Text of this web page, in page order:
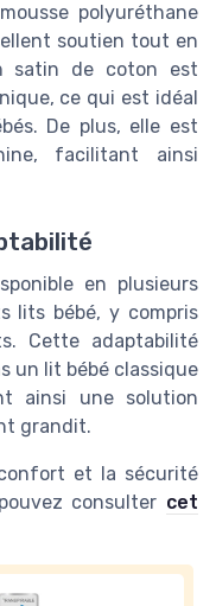
polyuréthane
soutien tout en
satin de coton est
ce qui est idéal
De plus, elle est
facilitant ainsi
en plusieurs
lits bébé, y compris
Cette adaptabilité
un lit bébé classique
ainsi une solution
grandit.
et la sécurité
consulter cet